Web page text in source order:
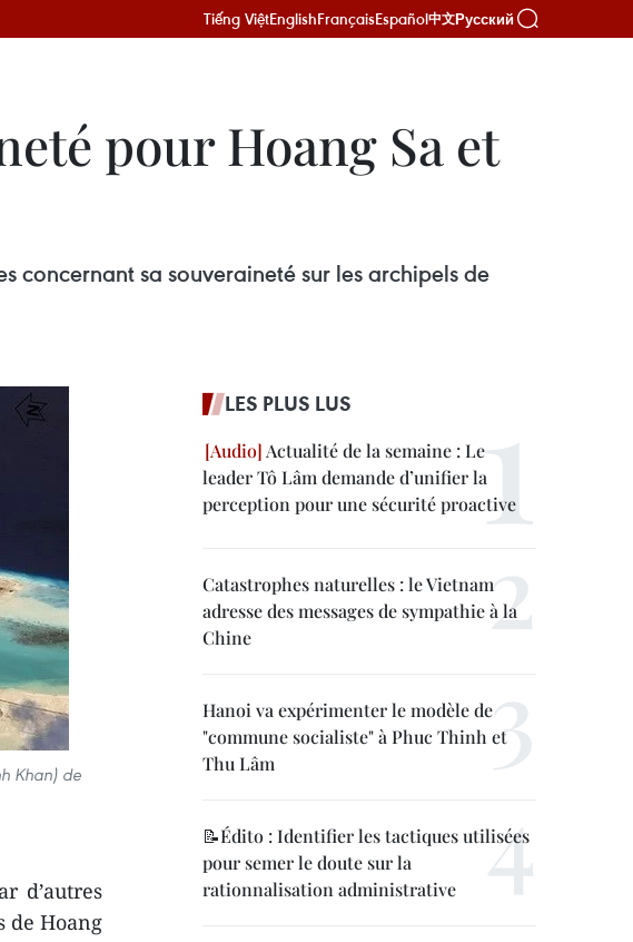
Tiếng ViệtEnglishFrançaisEspañol中文Русский
pour Hoang Sa et
concernant sa souveraineté sur les archipels de
Khan) de
d’autres
de Hoang
LES PLUS LUS
Actualité de la semaine : Le
leader Tô Lâm demande d’unifier la
perception pour une sécurité proactive
Catastrophes naturelles : le Vietnam
adresse des messages de sympathie à la
Chine
Hanoi va expérimenter le modèle de
"commune socialiste" à Phuc Thinh et
Thu Lâm
📝Édito : Identifier les tactiques utilisées
pour semer le doute sur la
rationnalisation administrative